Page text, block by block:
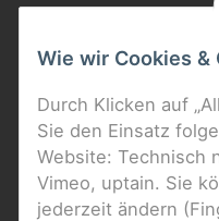
Wie wir Cookies &
Durch Klicken auf
Sie den Einsatz
Website: Technisch
Vimeo, uptain. Sie
jederzeit ändern